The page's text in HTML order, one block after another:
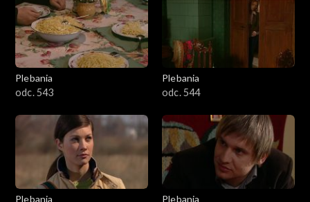
Plebania
odc. 543
Plebania
odc. 544
Plebania
Plebania